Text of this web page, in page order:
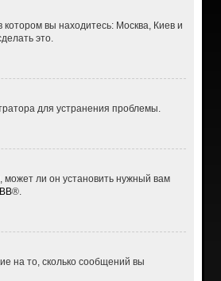
вы находитесь: Москва, Киев и
это.
для устранения проблемы.
ли он установить нужный вам
®.
на то, сколько сообщений вы